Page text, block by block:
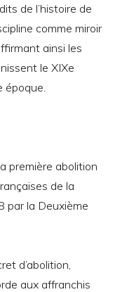
de l’histoire de
comme miroir
ainsi les
le XIXe
époque.
première abolition
de la
par la Deuxième
d’abolition,
aux affranchis